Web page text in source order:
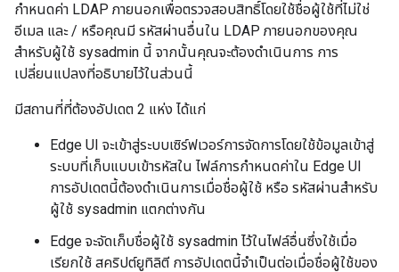
กำหนดค่า LDAP ภายนอกเพื่อตรวจสอบสิทธิ์โดยใช้ชื่อผู้ใช้ที่ไม่ใช่
อีเมล และ / หรือคุณมี รหัสผ่านอื่นใน LDAP ภายนอกของคุณ
สำหรับผู้ใช้ sysadmin นี้ จากนั้นคุณจะต้องดำเนินการ การ
เปลี่ยนแปลงที่อธิบายไว้ในส่วนนี้
มีสถานที่ที่ต้องอัปเดต 2 แห่ง ได้แก่
Edge UI จะเข้าสู่ระบบเซิร์ฟเวอร์การจัดการโดยใช้ข้อมูลเข้าสู่
ระบบที่เก็บแบบเข้ารหัสใน ไฟล์การกำหนดค่าใน Edge UI
การอัปเดตนี้ต้องดำเนินการเมื่อชื่อผู้ใช้ หรือ รหัสผ่านสำหรับ
ผู้ใช้ sysadmin แตกต่างกัน
Edge จะจัดเก็บชื่อผู้ใช้ sysadmin ไว้ในไฟล์อื่นซึ่งใช้เมื่อ
เรียกใช้ สคริปต์ยูทิลิตี การอัปเดตนี้จำเป็นต่อเมื่อชื่อผู้ใช้ของ